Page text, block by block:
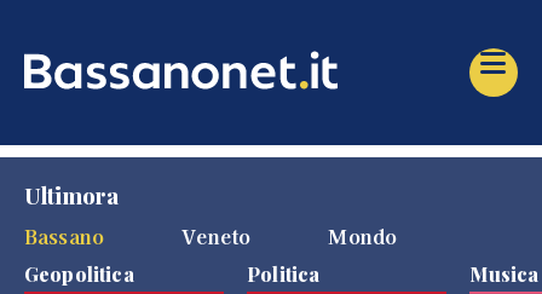
Ultimora
Bassano
Veneto Mondo
Geopolitica Politica Musica